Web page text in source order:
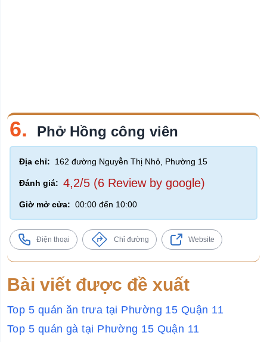
6. Phở Hồng công viên
Địa chỉ: 162 đường Nguyễn Thị Nhỏ, Phường 15
Đánh giá: 4,2/5 (6 Review by google)
Giờ mở cửa: 00:00 đến 10:00
Điện thoại Chỉ đường Website
Bài viết được đề xuất
Top 5 quán ăn trưa tại Phường 15 Quận 11
Top 5 quán gà tại Phường 15 Quận 11